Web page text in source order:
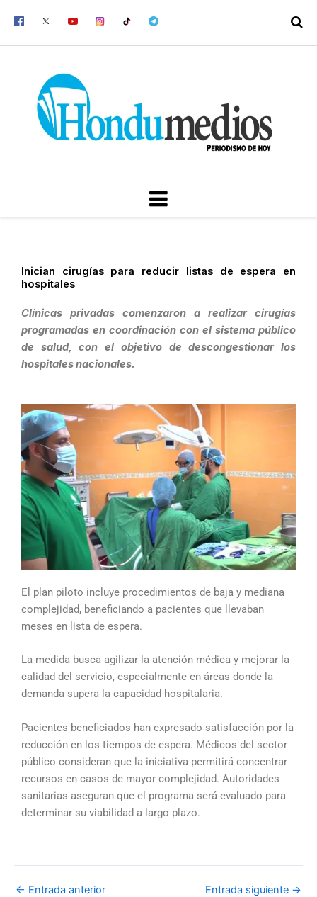
MENU
Inician cirugías para reducir listas de espera en
hospitales
Clínicas privadas comenzaron a realizar cirugías
programadas en coordinación con el sistema público
de salud, con el objetivo de descongestionar los
hospitales nacionales.
El plan piloto incluye procedimientos de baja y mediana
complejidad, beneficiando a pacientes que llevaban
meses en lista de espera.
La medida busca agilizar la atención médica y mejorar la
calidad del servicio, especialmente en áreas donde la
demanda supera la capacidad hospitalaria.
Pacientes beneficiados han expresado satisfacción por la
reducción en los tiempos de espera. Médicos del sector
público consideran que la iniciativa permitirá concentrar
recursos en casos de mayor complejidad. Autoridades
sanitarias aseguran que el programa será evaluado para
determinar su viabilidad a largo plazo.
← Entrada anterior Entrada siguiente →